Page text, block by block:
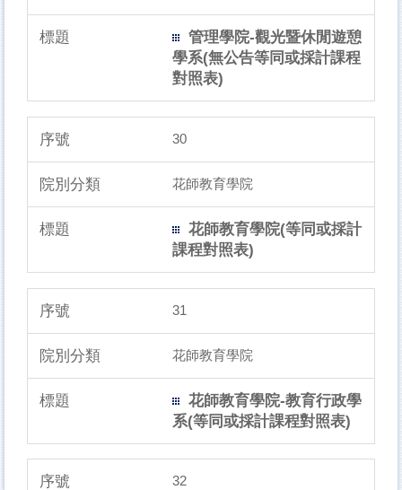
管理學院-觀光暨休閒遊憩
學系(無公告等同或採計課程
對照表)
30
花師教育學院
花師教育學院(等同或採計
課程對照表)
31
花師教育學院
花師教育學院-教育行政學
系(等同或採計課程對照表)
32